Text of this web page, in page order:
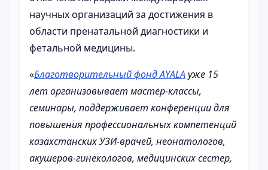
научных организаций за достижения в
области пренатальной диагностики и
фетальной медицины.
«Благотворительный фонд AYALAуже 15
лет организовывает мастер-классы,
семинары, поддерживает конференции для
повышения профессиональных компетенций
казахстанских УЗИ-врачей, неонатологов,
акушеров-гинекологов, медицинских сестер,